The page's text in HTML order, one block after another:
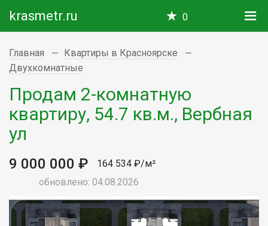
krasmetr.ru 0
Главная
Квартиры в Красноярске
Двухкомнатные
Продам 2-комнатную
квартиру, 54.7 кв.м., Вербная
ул
9 000 000 ₽
164 534 ₽/м²
обновлено: 04.08.2026